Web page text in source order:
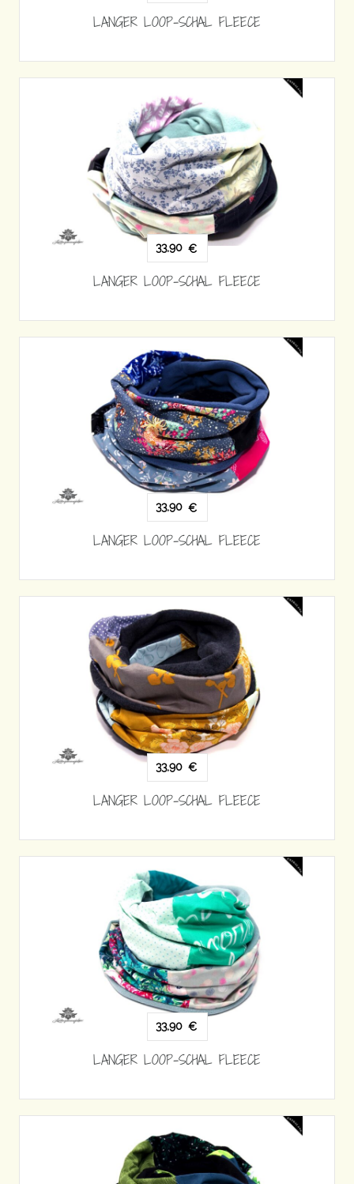
LANGER LOOP-SCHAL FLEECE
33,90 €
LANGER LOOP-SCHAL FLEECE
33,90 €
LANGER LOOP-SCHAL FLEECE
33,90 €
LANGER LOOP-SCHAL FLEECE
33,90 €
LANGER LOOP-SCHAL FLEECE